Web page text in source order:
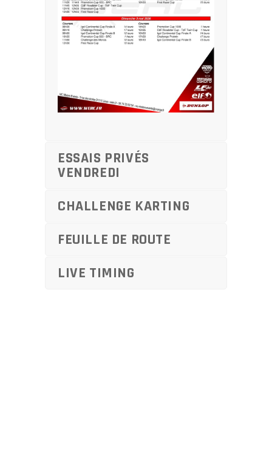
ESSAIS PRIVÉS
VENDREDI
CHALLENGE KARTING
FEUILLE DE ROUTE
LIVE TIMING